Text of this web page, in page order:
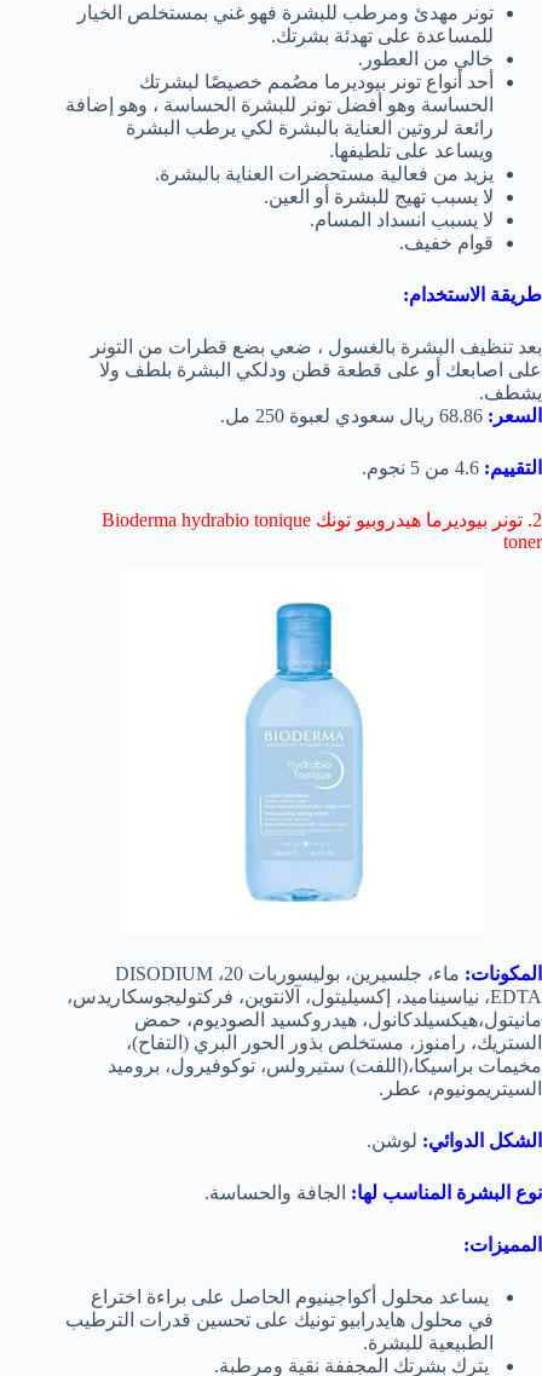
تونر مهدئ ومرطب للبشرة فهو غني بمستخلص الخيار
للمساعدة على تهدئة بشرتك.
خالي من العطور.
أحد أنواع تونر بيوديرما مصُمم خصيصًا لبشرتك
الحساسة وهو أفضل تونر للبشرة الحساسة ، وهو إضافة
رائعة لروتين العناية بالبشرة لكي يرطب البشرة
ويساعد على تلطيفها.
يزيد من فعالية مستحضرات العناية بالبشرة.
لا يسبب تهيج للبشرة أو العين.
لا يسبب انسداد المسام.
قوام خفيف.
طريقة الاستخدام:
بعد تنظيف البشرة بالغسول ، ضعي بضع قطرات من التونر
على اصابعك أو على قطعة قطن ودلكي البشرة بلطف ولا
يشطف.
السعر: 68.86 ريال سعودي لعبوة 250 مل.
التقييم: 4.6 من 5 نجوم.
2. تونر بيوديرما هيدروبيو تونك Bioderma hydrabio tonique
toner
المكونات:
ماء، جلسيرين، بوليسوربات 20، DISODIUM
EDTA، نياسيناميد، إكسيليتول، آلانتوين، فركتوليجوسكاريدس،
مانيتول،هيكسيلدكانول، هيدروكسيد الصوديوم، حمض
الستريك، رامنوز، مستخلص بذور الحور البري (التفاح)،
مخيمات براسيكا،(اللفت) ستيرولس، توكوفيرول، بروميد
السيتريمونيوم، عطر.
الشكل الدوائي: لوشن.
نوع البشرة المناسب لها: الجافة والحساسة.
المميزات:
يساعد محلول أكواجينيوم الحاصل على براءة اختراع
في محلول هايدرابيو تونيك على تحسين قدرات الترطيب
الطبيعية للبشرة.
يترك بشرتك المجففة نقية ومرطبة.